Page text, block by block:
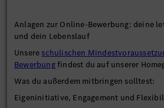
Anlagen zur Online-Bewerbung: deine
und dein Lebenslauf
Unsere schulischen
Bewerbungfindest du auf unserer
Was du außerdem mitbringen solltest:
Eigeninitiative, Engagement und